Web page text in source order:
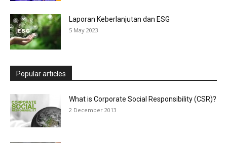
Laporan Keberlanjutan dan ESG
5 May 2023
Popular articles
What is Corporate Social Responsibility (CSR)?
2 December 2013